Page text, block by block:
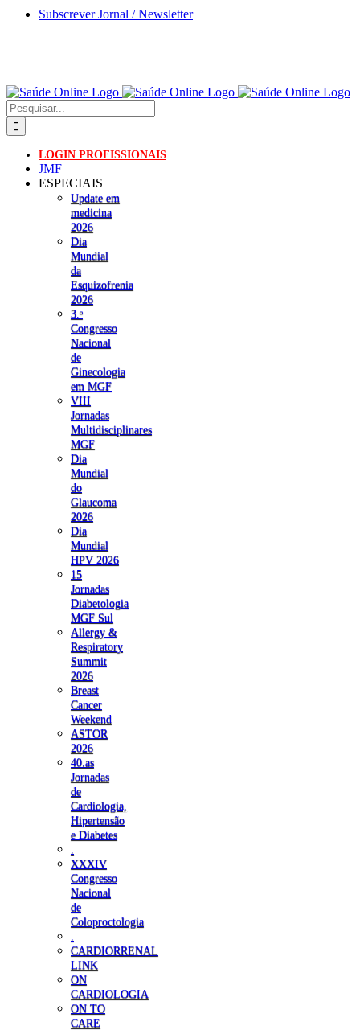
Skip
Subscrever Jornal / Newsletter
Pesquisar
LOGIN PROFISSIONAIS
JMF
ESPECIAIS
Update em
medicina
2026
Dia
Mundial
da
Esquizofrenia
2026
3.ᵒ
Congresso
Nacional
de
Ginecologia
em MGF
VIII
Jornadas
Multidisciplinares
MGF
Dia
Mundial
do
Glaucoma
2026
Dia
Mundial
HPV 2026
15
Jornadas
Diabetologia
MGF Sul
Allergy &
Respiratory
Summit
2026
Breast
Cancer
Weekend
ASTOR
2026
40.as
Jornadas
de
Cardiologia,
Hipertensão
e Diabetes
XXXIV
Congresso
Nacional
de
Coloproctologia
CARDIORRENAL
LINK
ON
CARDIOLOGIA
ON TO
CARE